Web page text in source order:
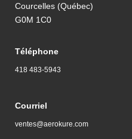
Courcelles (Québec)
G0M 1C0
Téléphone
418 483-5943
Courriel
ventes@aerokure.com